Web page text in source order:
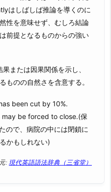
はしばしば推論を導くのに
性を意味せず、むしろ結論
前提となるものからの強い
または因果関係を示し、
ものの自然さを含意する。
been cut by 10%.
be forced to close.(保
ので、病院の中には閉鎖に
かもしれない)
: 現代英語語法辞典（三省堂）